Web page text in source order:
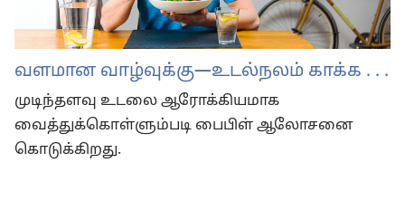
வளமான வாழ்வுக்கு​​—⁠உடல்நலம் காக்க . . .
முடிந்தளவு உடலை ஆரோக்கியமாக
வைத்துக்கொள்ளும்படி பைபிள் ஆலோசனை
கொடுக்கிறது.